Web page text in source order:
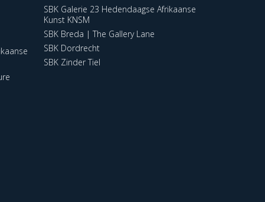
SBK Galerie 23 Hedendaagse Afrikaanse
Kunst KNSM
SBK Breda | The Gallery Lane
SBK Dordrecht
SBK Zinder Tiel